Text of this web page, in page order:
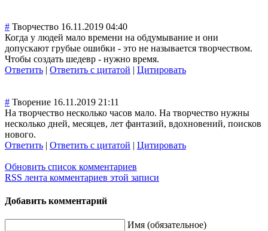
# Творчество 16.11.2019 04:40
Когда у людей мало времени на обдумывание и они
допускают грубые ошибки - это не называется творчеством.
Чтобы создать шедевр - нужно время.
Ответить | Ответить с цитатой | Цитировать
# Творение 16.11.2019 21:11
На творчество несколько часов мало. На творчество нужны
несколько дней, месяцев, лет фантазий, вдохновений, поисков
нового.
Ответить | Ответить с цитатой | Цитировать
Обновить список комментариев
RSS лента комментариев этой записи
Добавить комментарий
Имя (обязательное)